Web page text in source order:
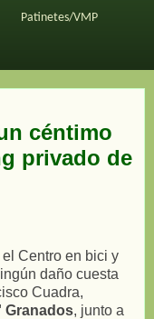
Patinetes/VMP
céntimo
privado de
Centro en bici y
daño cuesta
Cuadra,
Granados, junto a